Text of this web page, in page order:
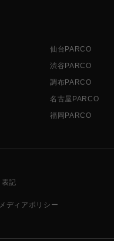
仙台PARCO
渋谷PARCO
調布PARCO
名古屋PARCO
福岡PARCO
記
ディアポリシー